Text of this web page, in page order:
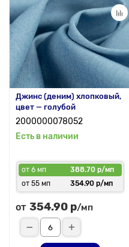
Джинс (деним) хлопковый,
цвет — голубой
2000000078052
Есть в наличии
от 6 мп
388.70 р/мп
от 55 мп
354.90 р/мп
от 354.90 р/мп